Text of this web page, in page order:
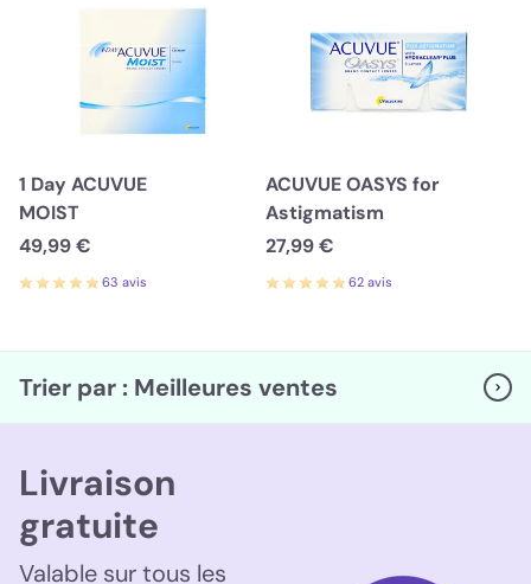
1 Day ACUVUE
MOIST
49,99 €
63 avis
ACUVUE OASYS for
Astigmatism
27,99 €
62 avis
Trier par : Meilleures ventes
Livraison
gratuite
Valable sur tous les